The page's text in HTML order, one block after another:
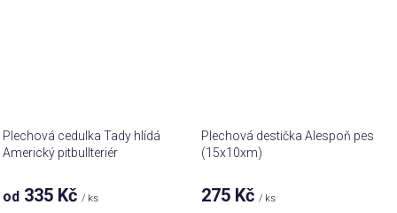
Plechová cedulka Tady hlídá
Americký pitbullteriér
od 335 Kč / ks
Plechová destička Alespoň pes
(15x10xm)
275 Kč / ks